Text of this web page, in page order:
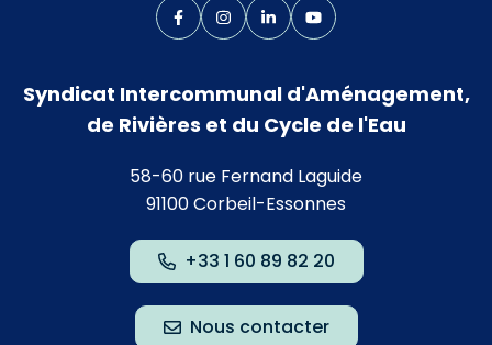
Lien vers le compte Facebook
Lien vers le compte Instagram
Lien vers le compte Linkedin
Lien vers la chaîne
Syndicat Intercommunal d'Aménagement,
de Rivières et du Cycle de l'Eau
58-60 rue Fernand Laguide
91100 Corbeil-Essonnes
+33 1 60 89 82 20
Nous contacter